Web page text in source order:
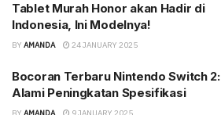
Tablet Murah Honor akan Hadir di
Indonesia, Ini Modelnya!
BY AMANDA 24 JANUARY 2025
Bocoran Terbaru Nintendo Switch 2:
Alami Peningkatan Spesifikasi
BY AMANDA 9 JANUARY 2025